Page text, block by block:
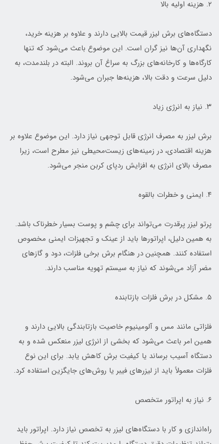
۲. هزینه اولیه بالا
دستگاه‌های برش لیزر قیمت بالایی دارند و علاوه بر هزینه خرید،
نگهداری آن‌ها نیز گران است. این موضوع باعث می‌شود که تنها
کارگاه‌ها و کارخانه‌های بزرگ به سراغ آن بروند. البته در بلندمدت، به
دلیل سرعت و دقت بالا، هزینه‌ها جبران می‌شود.
۳. نیاز به انرژی زیاد
برش لیزر به مصرف انرژی قابل توجهی نیاز دارد. این موضوع علاوه بر
هزینه اقتصادی، در زمینه‌های زیست‌محیطی نیز مطرح است، زیرا
مصرف بالای انرژی به افزایش ردپای کربن منجر می‌شود.
۴. ایمنی و خطرات بالقوه
پرتو لیزر پرقدرت می‌تواند برای چشم و پوست بسیار خطرناک باشد.
به همین دلیل، اپراتورها باید از عینک و تجهیزات ایمنی مخصوص
استفاده کنند. همچنین در هنگام برش برخی فلزات، دود و گازهای
مضر آزاد می‌شوند که نیاز به سیستم تهویه مناسب دارند.
۵. مشکل در برش فلزات بازتابنده
فلزاتی مانند مس و آلومینیوم خاصیت بازتابندگی بالایی دارند و
همین امر باعث می‌شود که بخشی از انرژی لیزر منعکس شده و به
دستگاه آسیب برساند یا کیفیت برش کاهش یابد. برای این نوع
فلزات معمولاً باید از لیزرهای فیبر یا روش‌های جایگزین استفاده کرد.
۶. نیاز به اپراتور متخصص
راه‌اندازی و کار با دستگاه‌های لیزر به تخصص نیاز دارد. اپراتور باید